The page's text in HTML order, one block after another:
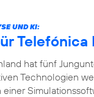
UND KI:
Telefónica
hat fünf
Technologien